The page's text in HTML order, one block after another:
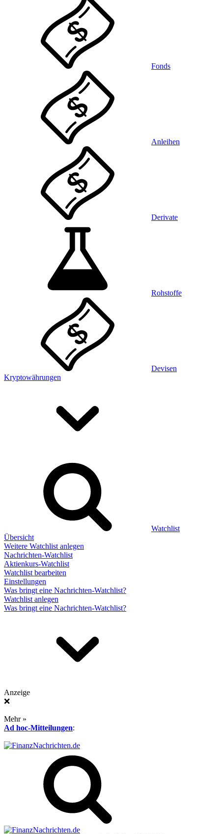
Fonds
Anleihen
Derivate
Rohstoffe
Devisen
Kryptowährungen
Watchlist
Übersicht
Weitere Watchlist anlegen
Nachrichten-Watchlist
Aktienkurs-Watchlist
Watchlist bearbeiten
Einstellungen
Was bringt eine Nachrichten-Watchlist?
Watchlist anlegen
Was bringt eine Nachrichten-Watchlist?
Anzeige
❌
Mehr »
Ad hoc-Mitteilungen: